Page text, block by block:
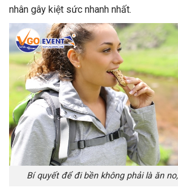
nhân gây kiệt sức nhanh nhất.
Bí quyết để đi bền không phải là ăn